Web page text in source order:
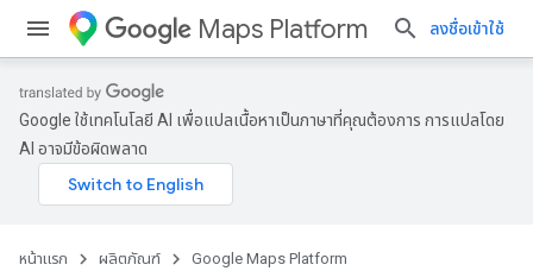
Maps Platform ลงชื่อเข้าใช้
Google ใช้เทคโนโลยี AI เพื่อแปลเนื้อหาเป็นภาษาที่คุณต้องการ การแปลโดย
AI อาจมีข้อผิดพลาด
หน้าแรก ผลิตภัณฑ์ Google Maps Platform